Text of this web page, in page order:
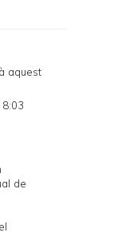
aquest
de